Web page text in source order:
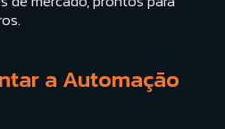
a Automação